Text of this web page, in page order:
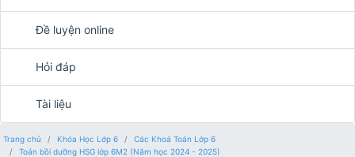
Đề luyện online
Hỏi đáp
Tài liệu
Trang chủ Khóa Học Lớp 6
Các Khoá Toán Lớp 6
Toán bồi dưỡng HSG lớp 6M2 (Năm học 2024 - 2025)